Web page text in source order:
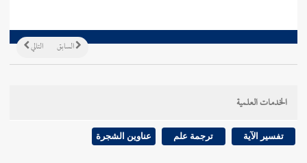
التالي السابق
الخدمات العلمية
تفسير الآية ترجمة علم عناوين الشجرة